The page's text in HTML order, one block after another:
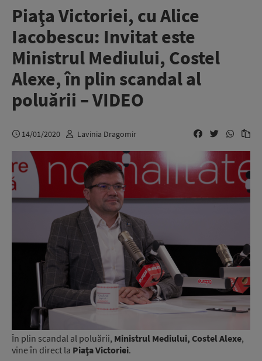
Piaţa Victoriei, cu Alice
Iacobescu: Invitat este
Ministrul Mediului, Costel
Alexe, în plin scandal al
poluării – VIDEO
14/01/2020 Lavinia Dragomir
În plin scandal al poluării, Ministrul Mediului, Costel Alexe,
vine în direct la Piaţa Victoriei.